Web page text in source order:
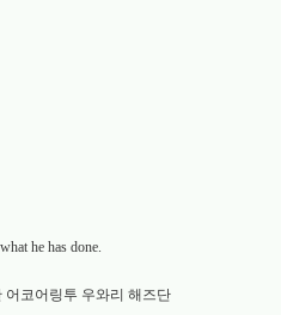
he has done.
어코어링투 우와리 해즈단